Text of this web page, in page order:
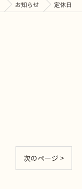
お知らせ 定休日
次のページ >